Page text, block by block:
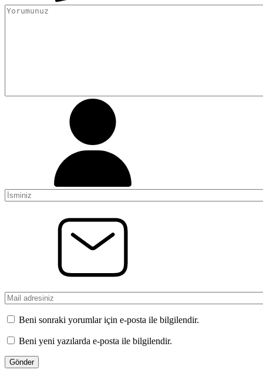
Beni sonraki yorumlar için e-posta ile bilgilendir.
Beni yeni yazılarda e-posta ile bilgilendir.